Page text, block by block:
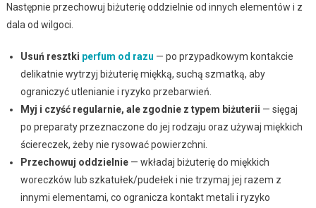
Następnie przechowuj biżuterię oddzielnie od innych elementów i z
dala od wilgoci.
Usuń resztki perfum od razu — po przypadkowym kontakcie
delikatnie wytrzyj biżuterię miękką, suchą szmatką, aby
ograniczyć utlenianie i ryzyko przebarwień.
Myj i czyść regularnie, ale zgodnie z typem biżuterii — sięgaj
po preparaty przeznaczone do jej rodzaju oraz używaj miękkich
ściereczek, żeby nie rysować powierzchni.
Przechowuj oddzielnie— wkładaj biżuterię do miękkich
woreczków lub szkatułek/pudełek i nie trzymaj jej razem z
innymi elementami, co ogranicza kontakt metali i ryzyko